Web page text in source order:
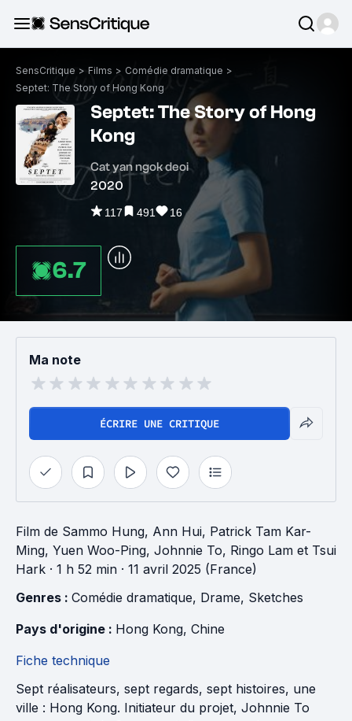
SensCritique > Films > Comédie dramatique >
Septet: The Story of Hong Kong
Septet: The Story of Hong
Kong
Cat yan ngok deoi
2020
117 491 16
6.7
Ma note
ÉCRIRE UNE CRITIQUE
Film de Sammo Hung, Ann Hui, Patrick Tam Kar-
Ming, Yuen Woo-Ping, Johnnie To, Ringo Lam et Tsui
Hark · 1 h 52 min · 11 avril 2025 (France)
Genres : Comédie dramatique, Drame, Sketches
Pays d'origine : Hong Kong, Chine
Fiche technique
Sept réalisateurs, sept regards, sept histoires, une
ville : Hong Kong. Initiateur du projet, Johnnie To